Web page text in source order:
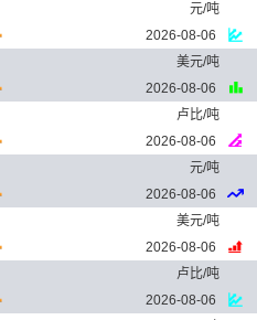
元/吨
2026-08-06
美元/吨
2026-08-06
卢比/吨
2026-08-06
元/吨
2026-08-06
美元/吨
2026-08-06
卢比/吨
2026-08-06